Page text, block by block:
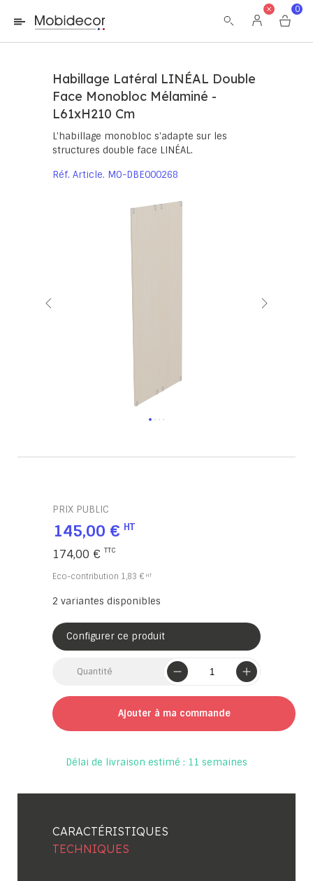
La boutique ne fonctionnera pas correctement dans le cas où
les cookies sont désactivés.
0
Habillage Latéral LINÉAL Double
Face Monobloc Mélaminé -
L61xH210 Cm
L'habillage monobloc s'adapte sur les
structures double face LINÉAL.
Réf. Article MO-DBE000268
PRIX PUBLIC
145,00 €
174,00 €
Eco-contribution 1,83 €
2 variantes disponibles
Configurer ce produit
Quantité
Ajouter à ma commande
Délai de livraison estimé : 11 semaines
CARACTÉRISTIQUES
TECHNIQUES